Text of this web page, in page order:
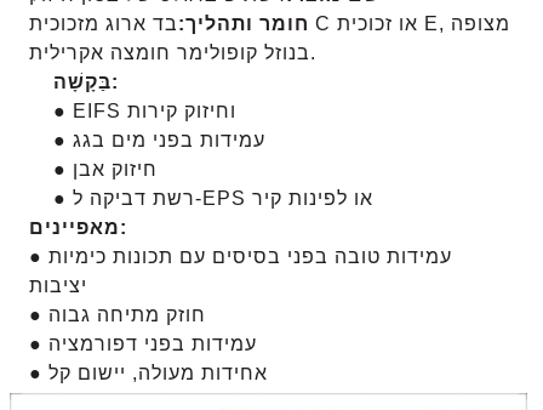
חומר ותהליך:בד ארוג מזכוכית C או זכוכית E, מצופה
בנוזל קופולימר חומצה אקרילית.
בַּקָשָׁה:
● EIFS וחיזוק קירות
● עמידות בפני מים בגג
● חיזוק אבן
● רשת דביקה ל-EPS או לפינות קיר
מאפיינים:
● עמידות טובה בפני בסיסים עם תכונות כימיות
יציבות
● חוזק מתיחה גבוה
● עמידות בפני דפורמציה
● אחידות מעולה, יישום קל